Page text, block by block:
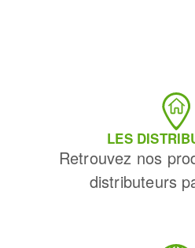
LES
Retrouvez nos
distributeurs